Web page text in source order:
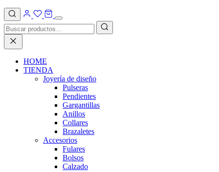
HOME
TIENDA
Joyería de diseño
Pulseras
Pendientes
Gargantillas
Anillos
Collares
Brazaletes
Accesorios
Fulares
Bolsos
Calzado